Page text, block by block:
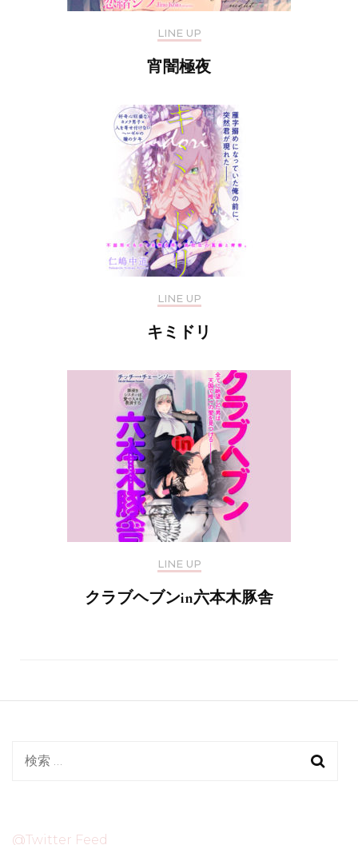
LINE UP
宵闇極夜
LINE UP
キミドリ
LINE UP
クラブヘブンin六本木豚舎
検
@Twitter Feed